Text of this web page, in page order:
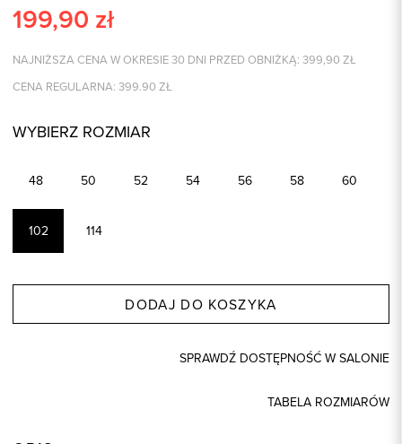
199,90 zł
NAJNIŻSZA CENA W OKRESIE 30 DNI PRZED OBNIŻKĄ: 399,90 ZŁ
CENA REGULARNA: 399.90 ZŁ
WYBIERZ ROZMIAR
48 50 52 54 56 58 60
102 114
DODAJ DO KOSZYKA
SPRAWDŹ DOSTĘPNOŚĆ W SALONIE
TABELA ROZMIARÓW